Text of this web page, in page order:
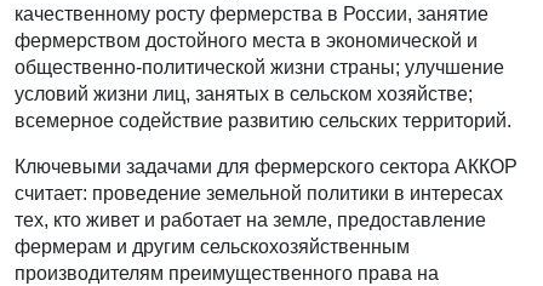
качественному росту фермерства в России, занятие
фермерством достойного места в экономической и
общественно-политической жизни страны; улучшение
условий жизни лиц, занятых в сельском хозяйстве;
всемерное содействие развитию сельских территорий.
Ключевыми задачами для фермерского сектора АККОР
считает: проведение земельной политики в интересах
тех, кто живет и работает на земле, предоставление
фермерам и другим сельскохозяйственным
производителям преимущественного права на